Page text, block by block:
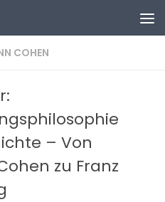
COHEN
– Von
zu Franz